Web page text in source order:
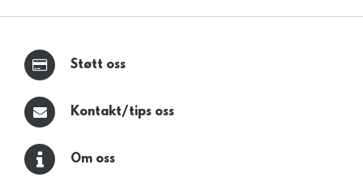
Støtt oss
Kontakt/tips oss
Om oss